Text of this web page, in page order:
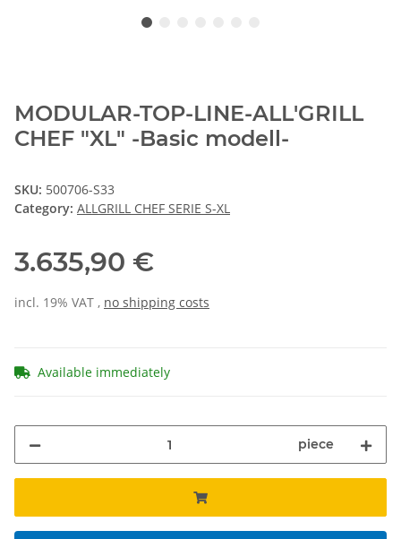
MODULAR-TOP-LINE-ALL'GRILL
CHEF "XL" -Basic modell-
SKU: 500706-S33
Category: ALLGRILL CHEF SERIE S-XL
3.635,90 €
incl. 19% VAT , no shipping costs
Available immediately
piece